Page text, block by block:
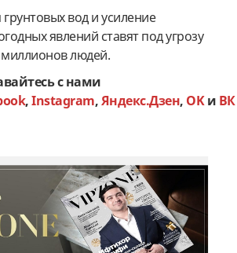
вод и усиление
явлений ставят под угрозу
миллионов людей.
с нами
,Instagram,Яндекс.Дзен, OK и ВК